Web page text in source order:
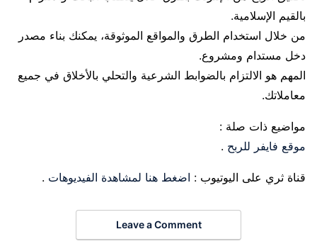
بالقيم الإسلامية.
من خلال استخدام الطرق والمواقع الموثوقة، يمكنك بناء مصدر
دخل مستدام ومشروع.
المهم هو الالتزام بالضوابط الشرعية والتحلي بالأخلاق في جميع
معاملاتك.
مواضيع ذات صلة :
موقع فايفر للربح .
قناة ثري على اليوتيوب : اضغط هنا لمشاهدة الفيديوهات .
Leave a Comment